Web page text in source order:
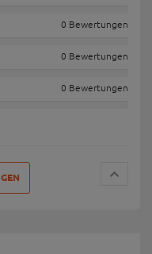
0 Bewertungen
0 Bewertungen
0 Bewertungen